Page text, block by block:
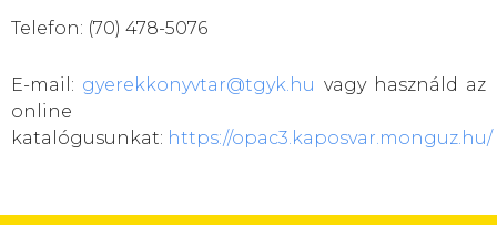
Telefon: (70) 478-5076
E-mail: gyerekkonyvtar@tgyk.hu vagy használd az
online
katalógusunkat: https://opac3.kaposvar.monguz.hu/